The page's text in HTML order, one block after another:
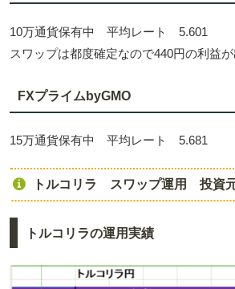
10万通貨保有中 平均レート 5.601
スワップは都度確定なので440円の利益が
FXプライムbyGMO
15万通貨保有中 平均レート 5.681
トルコリラ スワップ運用 投資
トルコリラの運用実績